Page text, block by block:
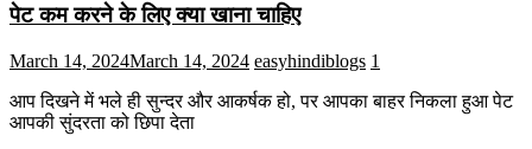
पेट कम करने के लिए क्या खाना चाहिए
March 14, 2024March 14, 2024 easyhindiblogs 1
आप दिखने में भले ही सुन्दर और आकर्षक हो, पर आपका बाहर निकला हुआ पेट
आपकी सुंदरता को छिपा देता